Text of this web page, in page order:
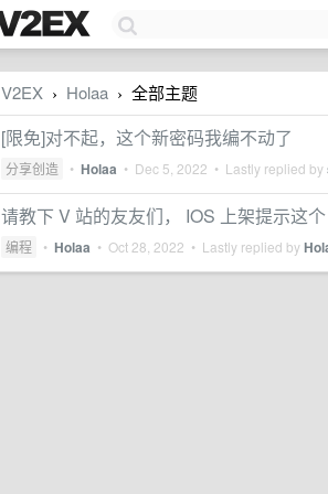
V2EX › Holaa › 全部主题
[限免]对不起，这个新密码我编不动了
分享创造 • Holaa • Dec 5, 2022 • Lastly replied by
请教下 V 站的友友们， IOS 上架提示这个
编程 • Holaa • Oct 28, 2022 • Lastly replied by